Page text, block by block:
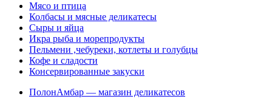
Мясо и птица
Колбасы и мясные деликатесы
Сыры и яйца
Икра рыба и морепродукты
Пельмени ,чебуреки, котлеты и голубцы
Кофе и сладости
Консервированные закуски
ПолонАмбар — магазин деликатесов